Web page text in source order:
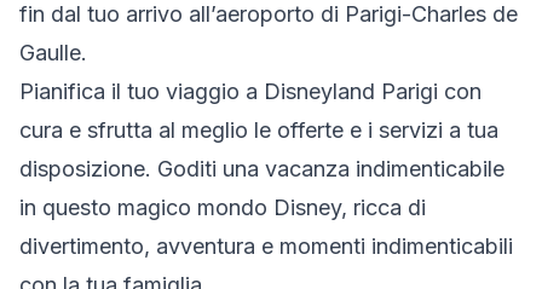
fin dal tuo arrivo all’aeroporto di Parigi-Charles de
Gaulle.
Pianifica il tuo viaggio a Disneyland Parigi con
cura e sfrutta al meglio le offerte e i servizi a tua
disposizione. Goditi una vacanza indimenticabile
in questo magico mondo Disney, ricca di
divertimento, avventura e momenti indimenticabili